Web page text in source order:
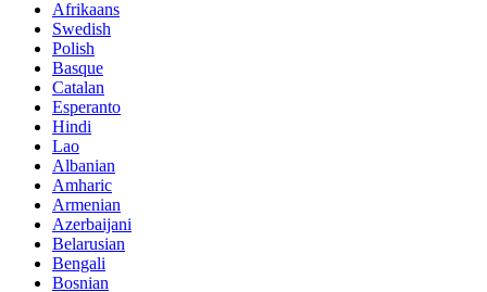
Afrikaans
Swedish
Polish
Basque
Catalan
Esperanto
Hindi
Lao
Albanian
Amharic
Armenian
Azerbaijani
Belarusian
Bengali
Bosnian